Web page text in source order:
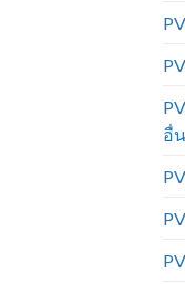
อื่
หนังเทียมเฟอร์นิเจอร์
หนัง PU ลายผ้าฝ้าย ความห
มิล หน้ากว้าง 1.37 เมตร มีผิ
นุ่ม ลวดลายผ้าฝ้าย มีลายแล
หลาย เหมาะสำหรับทำเฟอร์
โซฟา เก้าอี้ บุหัวเตียง กระเป๋
ยกม้วน ม้วนละ 40 หลา ) (ค